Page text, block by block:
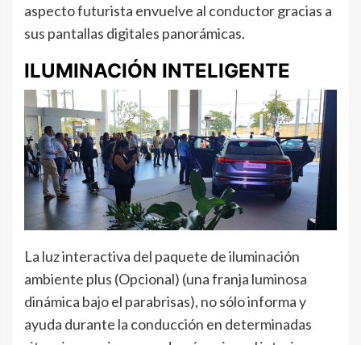
aspecto futurista envuelve al conductor gracias a
sus pantallas digitales panorámicas.
ILUMINACIÓN INTELIGENTE
La luz interactiva del paquete de iluminación
ambiente plus (Opcional) (una franja luminosa
dinámica bajo el parabrisas), no sólo informa y
ayuda durante la conducción en determinadas